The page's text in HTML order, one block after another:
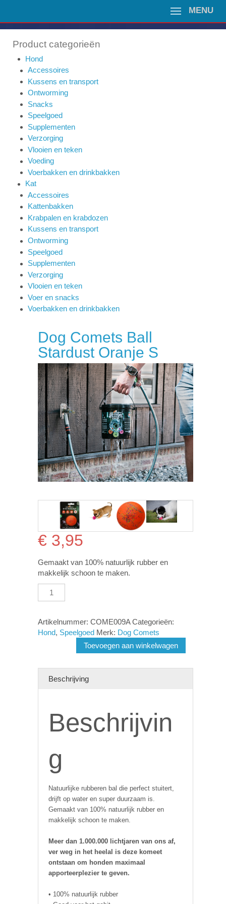
MENU
Product categorieën
Hond
Accessoires
Kussens en transport
Ontworming
Snacks
Speelgoed
Supplementen
Verzorging
Vlooien en teken
Voeding
Voerbakken en drinkbakken
Kat
Accessoires
Kattenbakken
Krabpalen en krabdozen
Kussens en transport
Ontworming
Speelgoed
Supplementen
Verzorging
Vlooien en teken
Voer en snacks
Voerbakken en drinkbakken
Dog Comets Ball
Stardust Oranje S
€ 3,95
Gemaakt van 100% natuurlijk rubber en
makkelijk schoon te maken.
Dog
Comets
Stardust
Oranje
Artikelnummer: COME009A Categorieën:
Hond, Speelgoed Merk: Dog Comets
Toevoegen aan winkelwagen
Beschrijving
Beschrijvin
g
Natuurlijke rubberen bal die perfect stuitert,
drijft op water en super duurzaam is.
Gemaakt van 100% natuurlijk rubber en
makkelijk schoon te maken.
Meer dan 1.000.000 lichtjaren van ons af,
ver weg in het heelal is deze komeet
ontstaan om honden maximaal
apporteerplezier te geven.
• 100% natuurlijk rubber